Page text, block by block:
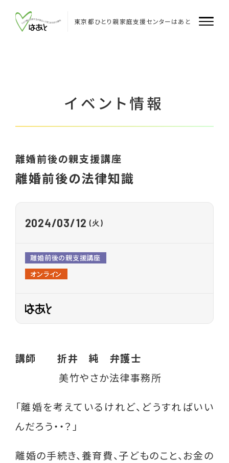
content 東京都ひとり親家庭支援センターはあと
企業・団体のみなさまへ
就業相談・就業支援
養育費相談
親子交流支援
職業紹介
イベント
ライフプラン セミナー
イベント情報
離婚前後の親支援講座
離婚前後の法律知識
2024 03/12 (火)
離婚前後の親支援講座
オンライン
講師 折井 純 弁護士
美竹やさか法律事務所
「離婚を考えているけれど、どうすればいい
んだろう・・？」
離婚の手続き、養育費、子どものこと、お金の